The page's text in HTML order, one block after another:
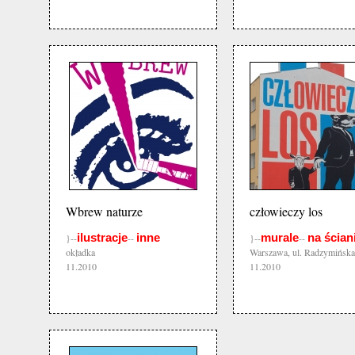
Wbrew naturze
}--ilustracje-- inne
okładka
11.2010
człowieczy los
}--murale-- na
Warszawa, ul.
11.2010